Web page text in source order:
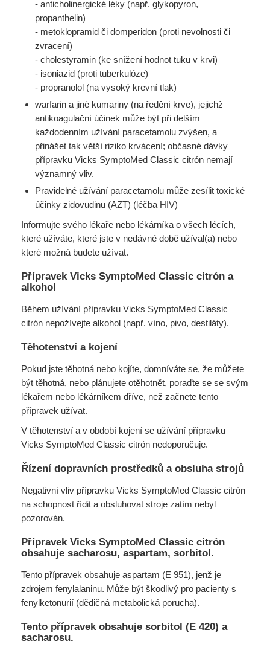
- anticholinergické léky (např. glykopyron,
propanthelin)
- metoklopramid či domperidon (proti nevolnosti či
zvracení)
- cholestyramin (ke snížení hodnot tuku v krvi)
- isoniazid (proti tuberkulóze)
- propranolol (na vysoký krevní tlak)
warfarin a jiné kumariny (na ředění krve), jejichž
antikoagulační účinek může být při delším
každodenním užívání paracetamolu zvýšen, a
přinášet tak větší riziko krvácení; občasné dávky
přípravku Vicks SymptoMed Classic citrón nemají
významný vliv.
Pravidelné užívání paracetamolu může zesílit toxické
účinky zidovudinu (AZT) (léčba HIV)
Informujte svého lékaře nebo lékárníka o všech lécích,
které užíváte, které jste v nedávné době užíval(a) nebo
které možná budete užívat.
Přípravek Vicks SymptoMed Classic citrón a
alkohol
Během užívání přípravku Vicks SymptoMed Classic
citrón nepožívejte alkohol (např. víno, pivo, destiláty).
Těhotenství a kojení
Pokud jste těhotná nebo kojíte, domníváte se, že můžete
být těhotná, nebo plánujete otěhotnět, poraďte se se svým
lékařem nebo lékárníkem dříve, než začnete tento
přípravek užívat.
V těhotenství a v období kojení se užívání přípravku
Vicks SymptoMed Classic citrón nedoporučuje.
Řízení dopravních prostředků a obsluha strojů
Negativní vliv přípravku Vicks SymptoMed Classic citrón
na schopnost řídit a obsluhovat stroje zatím nebyl
pozorován.
Přípravek Vicks SymptoMed Classic citrón
obsahuje sacharosu, aspartam, sorbitol.
Tento přípravek obsahuje aspartam (E 951), jenž je
zdrojem fenylalaninu. Může být škodlivý pro pacienty s
fenylketonurií (dědičná metabolická porucha).
Tento přípravek obsahuje sorbitol (E 420) a
sacharosu.